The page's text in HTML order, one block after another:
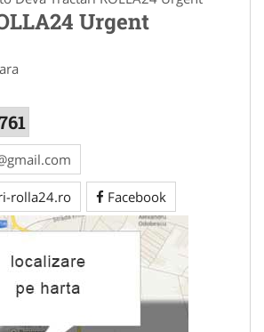
Urgent
rolla24.ro Facebook